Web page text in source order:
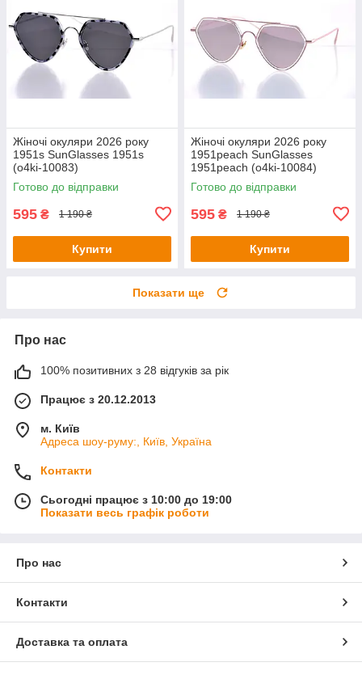
Жіночі окуляри 2026 року
1951s SunGlasses 1951s
(o4ki-10083)
Готово до відправки
595 ₴ 1 190 ₴
Купити
Жіночі окуляри 2026 року
1951peach SunGlasses
1951peach (o4ki-10084)
Готово до відправки
595 ₴ 1 190 ₴
Купити
Показати ще
Про нас
100% позитивних з 28 відгуків за рік
Працює з 20.12.2013
м. Київ
Адреса шоу-руму:, Київ, Україна
Контакти
Сьогодні працює з 10:00 до 19:00
Показати весь графік роботи
Про нас
Контакти
Доставка та оплата